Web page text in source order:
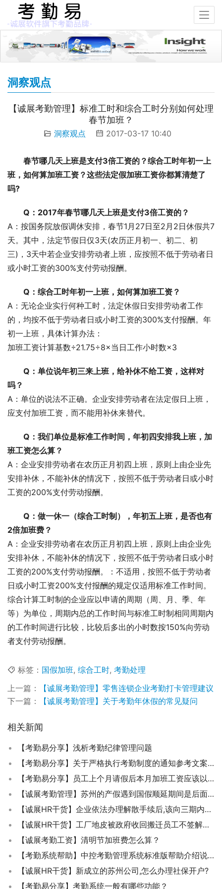
洞察观点
【诚展考勤管理】标准工时和综合工时分别如何处理
春节加班？
洞察观点 2017-03-17 10:40
春节哪几天上班是支付3倍工资的？综合工时年初一上
班，如何算加班工资？这些法定假加班工资你都算清楚了
吗?
Q：2017年春节哪几天上班是支付3倍工资的？
A：按国务院放假调休安排，春节1月27日至2月2日休假共7
天。其中，法定节假日仅3天(农历正月初一、初二、初
三)，3天中若企业安排劳动者上班，应按照不低于劳动者日
或小时工资的300%支付劳动报酬。
Q：综合工时年初一上班，如何算加班工资？
A：无论企业实行何种工时，法定休假日安排劳动者工作
的，均按不低于劳动者日或小时工资的300%支付报酬。年
初一上班，具体计算办法：
加班工资计算基数÷21.75÷8×当日工作小时数×3
Q：单位说年初三来上班，给补休不给工资，这样对
吗？
A：单位的说法不正确。企业安排劳动者在法定假日上班，
应支付加班工资，而不能用补休来替代。
Q：我们单位是标准工作时间，年初四安排我上班，加
班工资怎么算？
A：企业安排劳动者在农历正月初四上班，原则上由企业先
安排补休，不能补休的情况下，按照不低于劳动者日或小时
工资的200%支付劳动报酬。
Q：做一休一（综合工时制），年初五上班，是否也有
2倍加班费？
A：企业安排劳动者在农历正月初四上班，原则上由企业先
安排补休，不能补休的情况下，按照不低于劳动者日或小时
工资的200%支付劳动报酬。：不适用，按照不低于劳动者
日或小时工资200%支付报酬的规定仅适用标准工作时间。
综合计算工时制的企业应以申请的周期（周、月、季、年
等）为单位，周期内总的工作时间与标准工时制相同周期内
的工作时间进行比较，比较后多出的小时数按150%向劳动
者支付劳动报酬。
标签： 国假加班, 综合工时, 考勤处理
上一篇：
【诚展考勤管理】零售连锁企业考勤打卡管理建议
下一篇：
【诚展考勤管理】关于考勤年休假的常见疑问
相关新闻
【考勤易分享】浅析考勤纪律管理问题
【考勤易分享】关于严格执行考勤制度的通知参考文案分享
【考勤易分享】员工上个月请假后本月加班工资应该以哪个值为基数计算？
【诚展考勤管理】苏州的产假遇到国假顺延期间是后面的30天吗？
【诚展HR干货】企业依法办理解散手续后,该向三期内女职工支付哪些补偿费用？
【诚展HR干货】工厂地皮被政府收回搬迁员工不签解除劳动合同协议有什么后果?
【诚展考勤工资】清明节加班费怎么算？
【考勤系统帮助】中控考勤管理系统标准版帮助介绍说明
【诚展HR干货】新成立的苏州公司,怎么办理社保开户?
【考勤易分享】考勤系统一般有哪些功能？